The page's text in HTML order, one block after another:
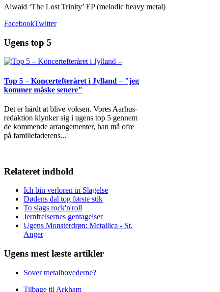
Alwaid ‘The Lost Trinity’ EP (melodic heavy metal)
FacebookTwitter
Ugens top 5
Top 5 – Koncertefteråret i Jylland – "jeg
kommer måske senere"
Det er hårdt at blive voksen. Vores Aarhus-
redaktion klynker sig i ugens top 5 gennem
de kommende arrangementer, han må ofre
på familiefaderens...
Relateret indhold
Ich bin verloren in Slagelse
Dødens dal tog første stik
To slags rock'n'roll
Jernfrelsernes gentagelser
Ugens Monsterdrøn: Metallica - St.
Anger
Ugens mest læste artikler
Sover metalhovederne?
Tilbage til Arkham